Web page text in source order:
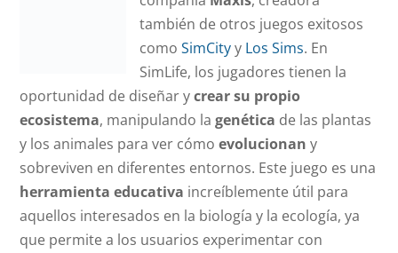
también de otros juegos exitosos
comoSimCityy Los Sims. En
SimLife, los jugadores tienen la
oportunidad de diseñar ycrear su propio
ecosistema, manipulando lagenética de las plantas
y los animales para ver cómoevolucionan y
sobreviven en diferentes entornos. Este juego es una
herramienta educativa increíblemente útil para
aquellos interesados en la biología y la ecología, ya
que permite a los usuarios experimentar con